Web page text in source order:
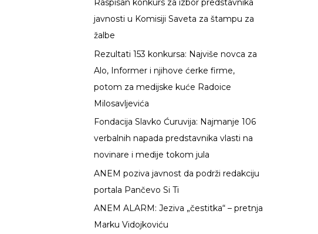
g
a
z
a
:
Raspisan konkurs za izbor predstavnika
javnosti u Komisiji Saveta za štampu za
žalbe
Rezultati 153 konkursa: Najviše novca za
Alo, Informer i njihove ćerke firme,
potom za medijske kuće Radoice
Milosavljevića
Fondacija Slavko Ćuruvija: Najmanje 106
verbalnih napada predstavnika vlasti na
novinare i medije tokom jula
ANEM poziva javnost da podrži redakciju
portala Pančevo Si Ti
ANEM ALARM: Jeziva „čestitka“ – pretnja
Marku Vidojkoviću